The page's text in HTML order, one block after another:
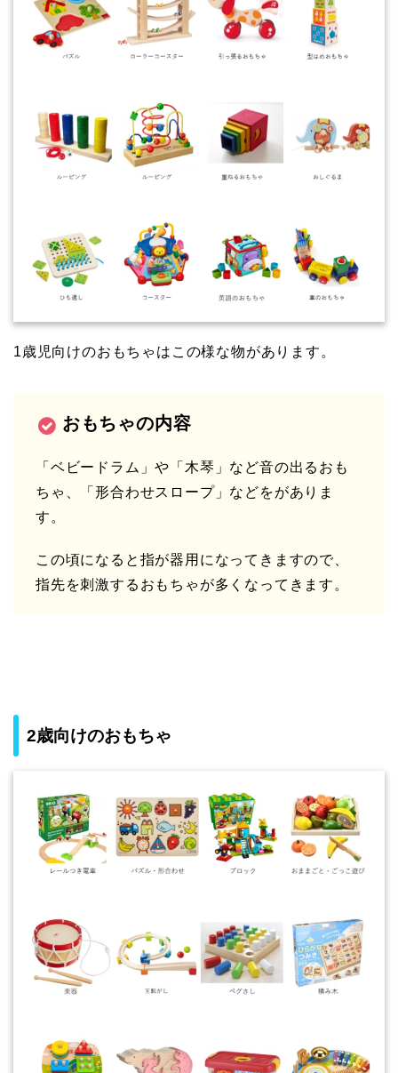
1歳児向けのおもちゃはこの様な物があります。
おもちゃの内容
「ベビードラム」や「木琴」など音の出るおも
ちゃ、「形合わせスロープ」などをがありま
す。
この頃になると指が器用になってきますので、
指先を刺激するおもちゃが多くなってきます。
2歳向けのおもちゃ